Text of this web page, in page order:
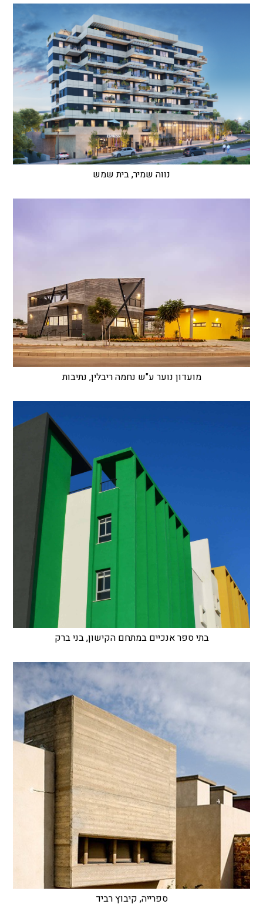
נווה שמיר, בית שמש
מועדון נוער ע"ש נחמה ריבלין, נתיבות
בתי ספר אנכיים במתחם הקישון, בני ברק
ספרייה, קיבוץ רביד